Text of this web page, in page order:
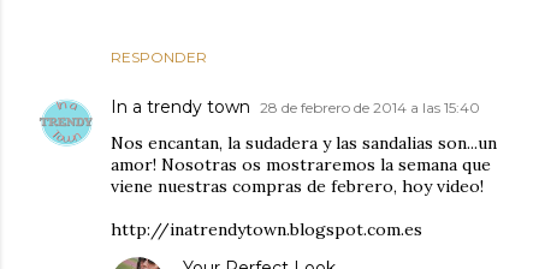
RESPONDER
In a trendy town 28 de febrero de 2014 a las 15:40
Nos encantan, la sudadera y las sandalias son...un
amor! Nosotras os mostraremos la semana que
viene nuestras compras de febrero, hoy video!
http://inatrendytown.blogspot.com.es